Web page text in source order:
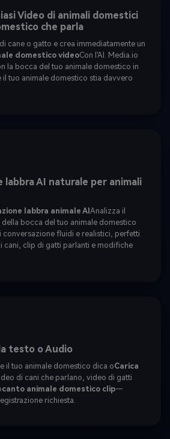
Video di animali domestici
che parla
cane o gatto e crea immediatamente un
domestico videoCon l'AI. Media.io
la bocca del tuo animale domestico in
il tuo animale domestico stia davvero
labbra AI naturale per animali
labbra animale AI Analizza il
bocca del tuo animale domestico
conversazione fluidi e realistici, perfetti
cani, clip di gatti parlanti e modifiche
testo o Audio
il tuo animale domestico dica oCarica
di cani che parlano, video di gatti
canto animale domestico clip—
richiesta.